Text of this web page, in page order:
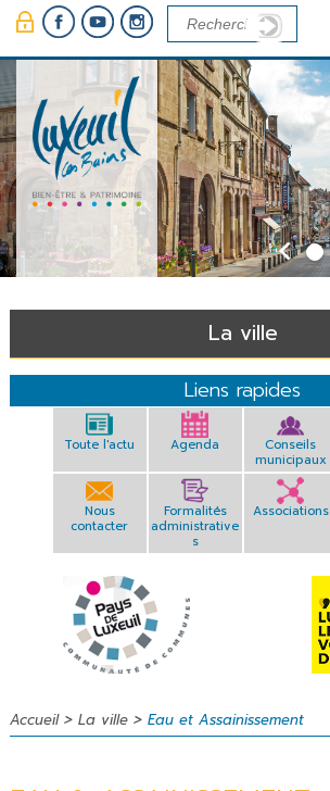
La ville
Liens rapides
Toute l'actu Agenda
Conseils
municipaux
Nous
contacter
Formalités
administrative
s
Associations
Accueil> La ville> Eau et Assainissement
Panneau de gestion des cookies